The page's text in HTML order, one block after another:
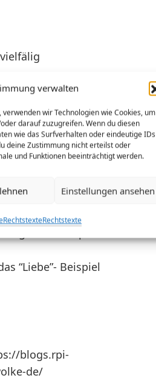
verwalten
wir Technologien wie Cookies, um
darauf zuzugreifen. Wenn du diesen
wie das Surfverhalten oder eindeutige IDs
deine Zustimmung nicht erteilst oder
und Funktionen beeinträchtigt werden.
Einstellungen ansehen
RechtstexteRechtstexte
sind Ferien
Denn man
Möglich. Die
über Skript
“Liebe”- Beispiel
blogs.rpi-
de/